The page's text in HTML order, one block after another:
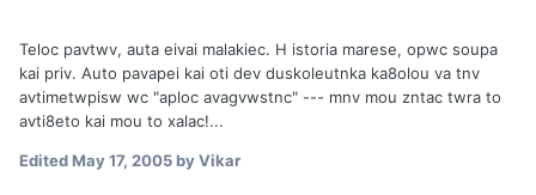
Teloc pavtwv, auta eivai malakiec. H istoria marese, opwc soupa
kai priv. Auto pavapei kai oti dev duskoleutnka ka8olou va tnv
avtimetwpisw wc "aploc avagvwstnc" --- mnv mou zntac twra to
avti8eto kai mou to xalac!...
EditedMay 17, 2005by Vikar